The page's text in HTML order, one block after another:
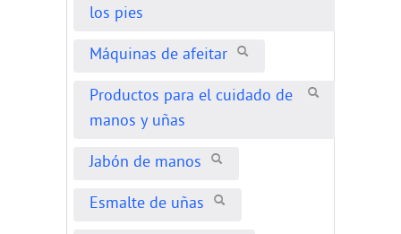
los pies
Máquinas de afeitar
Productos para el cuidado de
manos y uñas
Jabón de manos
Esmalte de uñas